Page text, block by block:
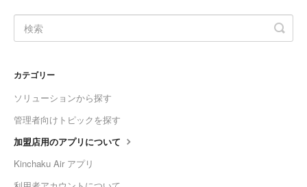
カテゴリー
ソリューションから探す
管理者向けトピックを探す
加盟店用のアプリについて
Kinchaku Air アプリ